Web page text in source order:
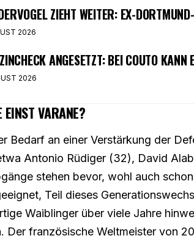
ZIEHT WEITER: EX-
2026
ANGESETZT: BEI COUTO KANN
2026
EINST VARANE?
Bedarf an einer Verstärkung der
Antonio Rüdiger (32), David
stehen bevor, wohl auch
Teil dieses
Waiblinger über viele Jahre
Der französische Weltmeister von